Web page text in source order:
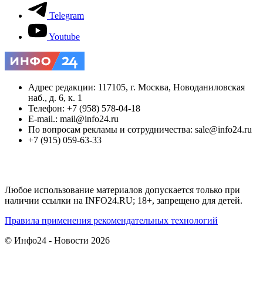
Telegram
Youtube
Адрес редакции: 117105, г. Москва, Новоданиловская
наб., д. 6, к. 1
Телефон: +7 (958) 578-04-18
E-mail.: mail@info24.ru
По вопросам рекламы и сотрудничества: sale@info24.ru
+7 (915) 059-63-33
Любое использование материалов допускается только при
наличии ссылки на INFO24.RU; 18+, запрещено для детей.
Правила применения рекомендательных технологий
© Инфо24 - Новости 2026